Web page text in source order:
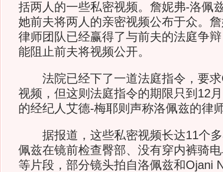
括两人的一些私密视频。詹妮弗-洛佩
她前夫将两人的亲密视频公布于众。
律师团队已经赢得了与前夫的法庭争
能阻止前夫将视频公开。
法院已经下了一道法庭指令，要求
视频，但这则法庭指令的期限只到12
的经纪人艾德-梅耶则声称洛佩兹的律
据报道，这些私密视频长达11个多
佩兹在镜前检查臀部、没有穿内裤骑
等片段，部分镜头拍自洛佩兹和Ojani